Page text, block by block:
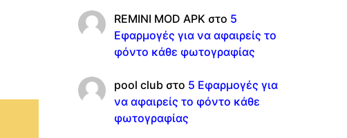
REMINI MOD APK στο 5
Εφαρμογές για να αφαιρείς το
φόντο κάθε φωτογραφίας
pool club στο 5 Εφαρμογές για
να αφαιρείς το φόντο κάθε
φωτογραφίας